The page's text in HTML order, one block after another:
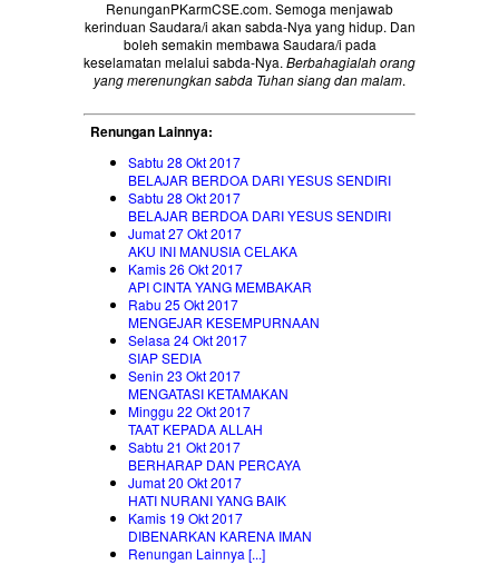
RenunganPKarmCSE.com. Semoga menjawab
kerinduan Saudara/i akan sabda-Nya yang hidup. Dan
boleh semakin membawa Saudara/i pada
keselamatan melalui sabda-Nya. Berbahagialah orang
yang merenungkan sabda Tuhan siang dan malam.
Renungan Lainnya:
Sabtu 28 Okt 2017
BELAJAR BERDOA DARI YESUS SENDIRI
Sabtu 28 Okt 2017
BELAJAR BERDOA DARI YESUS SENDIRI
Jumat 27 Okt 2017
AKU INI MANUSIA CELAKA
Kamis 26 Okt 2017
API CINTA YANG MEMBAKAR
Rabu 25 Okt 2017
MENGEJAR KESEMPURNAAN
Selasa 24 Okt 2017
SIAP SEDIA
Senin 23 Okt 2017
MENGATASI KETAMAKAN
Minggu 22 Okt 2017
TAAT KEPADA ALLAH
Sabtu 21 Okt 2017
BERHARAP DAN PERCAYA
Jumat 20 Okt 2017
HATI NURANI YANG BAIK
Kamis 19 Okt 2017
DIBENARKAN KARENA IMAN
Renungan Lainnya [...]